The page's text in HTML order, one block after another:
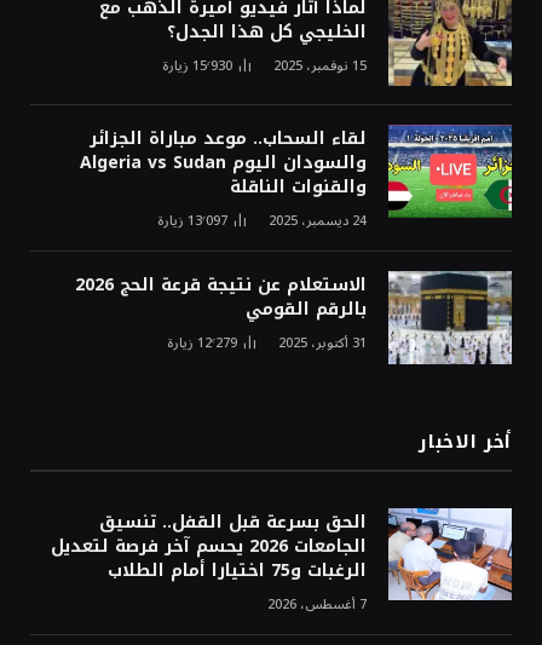
لماذا أثار فيديو أميرة الذهب مع
الخليجي كل هذا الجدل؟
15 نوفمبر، 2025 15٬930 زيارة
لقاء السحاب.. موعد مباراة الجزائر
والسودان اليوم Algeria vs Sudan
والقنوات الناقلة
24 ديسمبر، 2025 13٬097 زيارة
الاستعلام عن نتيجة قرعة الحج 2026
بالرقم القومي
31 أكتوبر، 2025 12٬279 زيارة
أخر الاخبار
الحق بسرعة قبل القفل.. تنسيق
الجامعات 2026 يحسم آخر فرصة لتعديل
الرغبات و75 اختيارا أمام الطلاب
7 أغسطس، 2026